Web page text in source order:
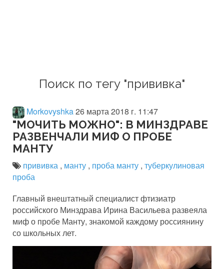
Поиск по тегу "прививка"
Morkovyshka26 марта 2018 г. 11:47
"МОЧИТЬ МОЖНО": В МИНЗДРАВЕ
РАЗВЕНЧАЛИ МИФ О ПРОБЕ
МАНТУ
прививка , манту , проба манту , туберкулиновая
проба
Главный внештатный специалист фтизиатр
российского Минздрава Ирина Васильева развеяла
миф о пробе Манту, знакомой каждому россиянину
со школьных лет.